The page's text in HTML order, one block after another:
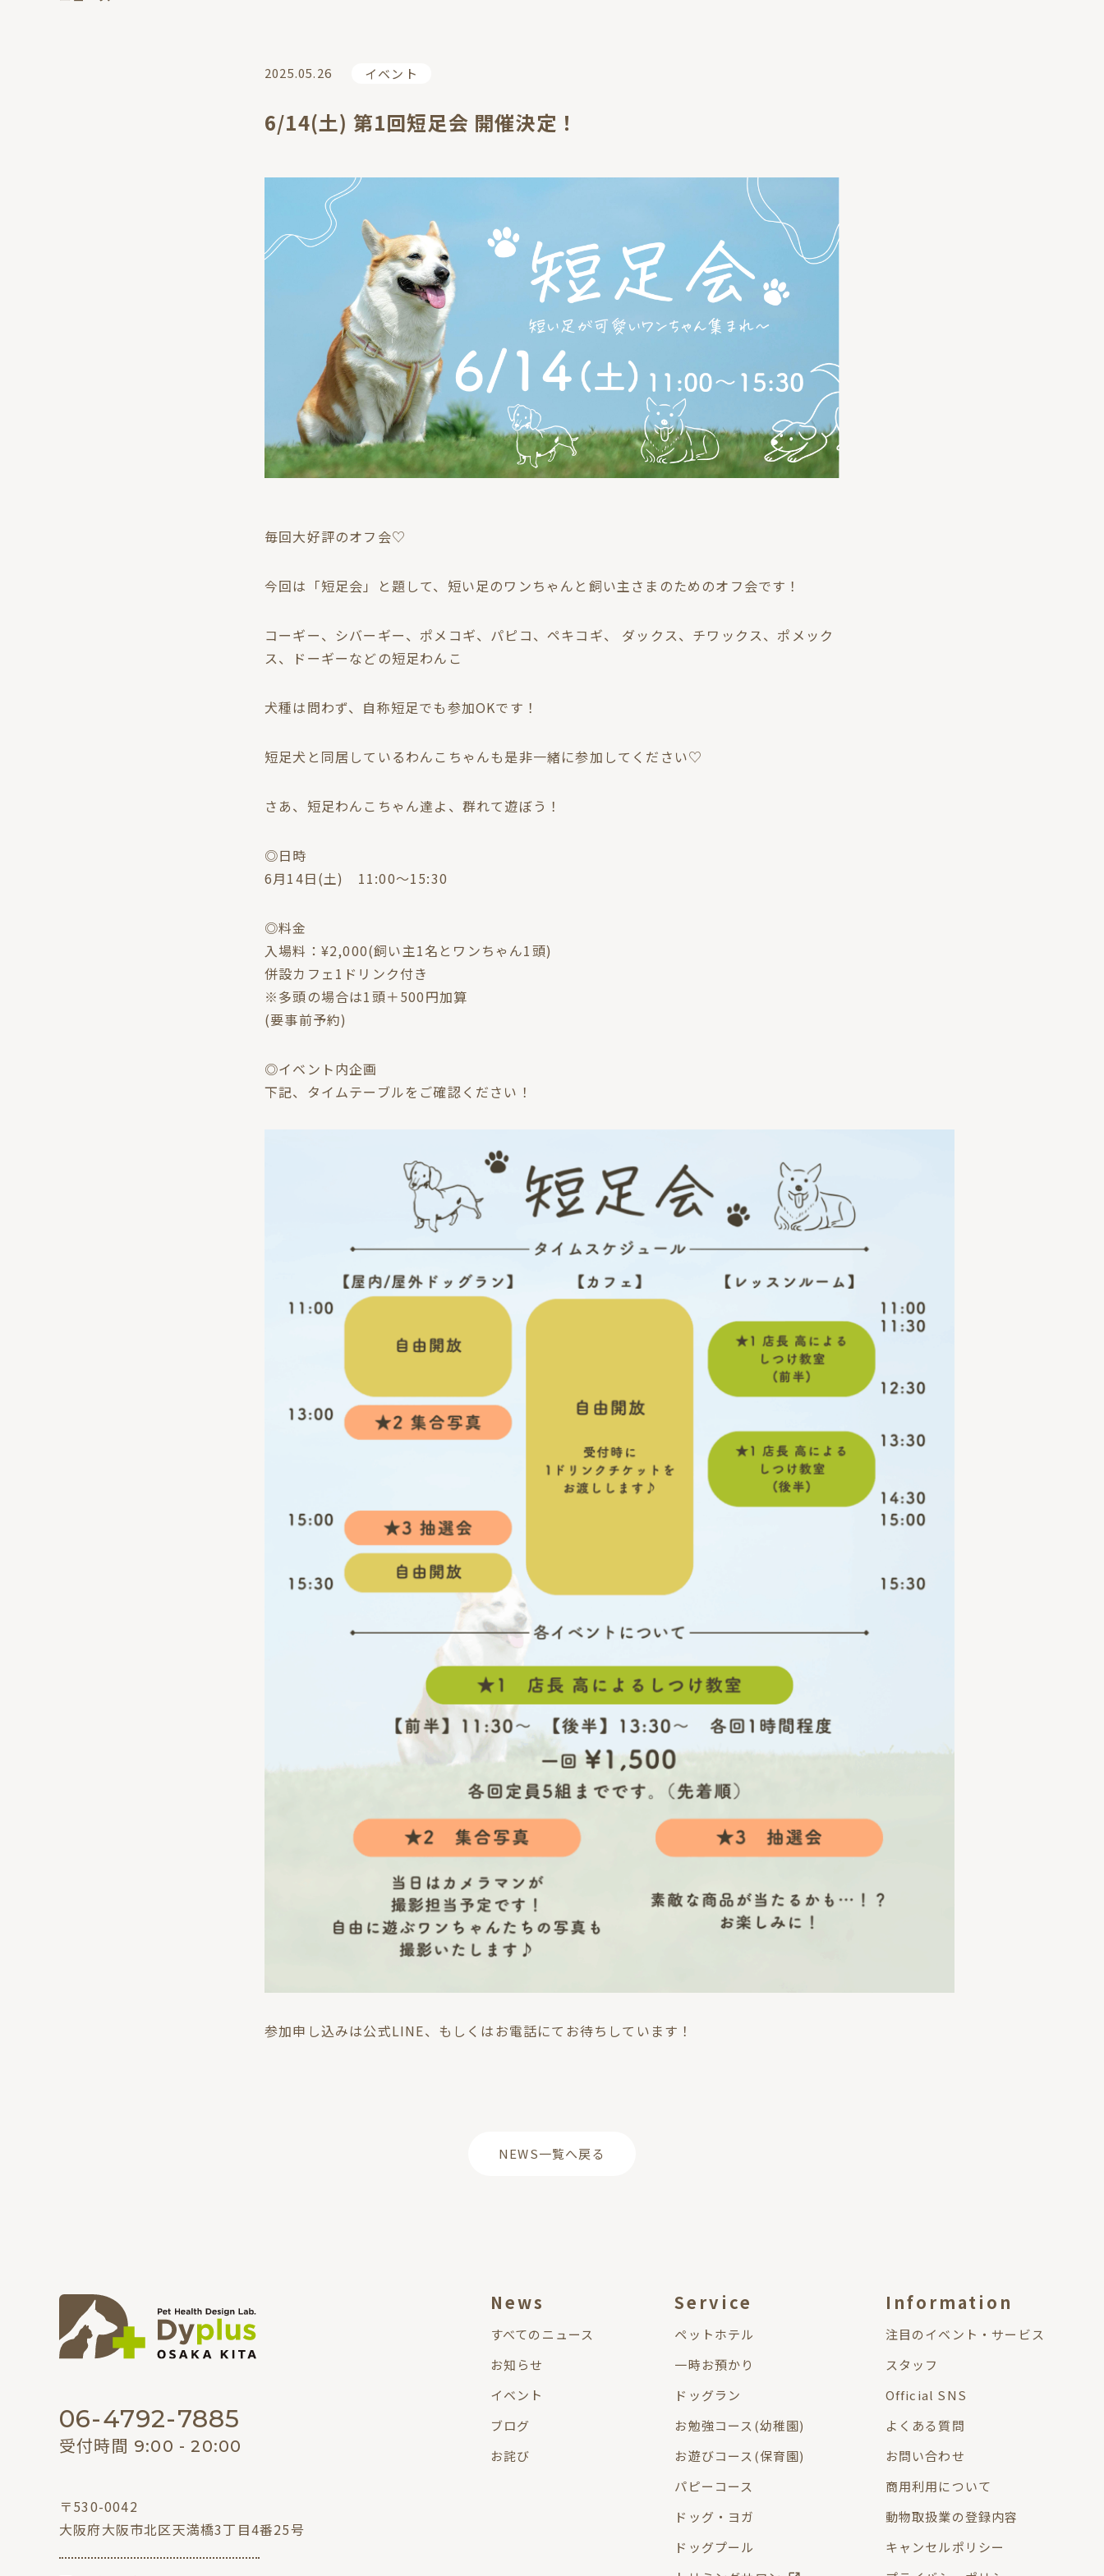
2025.05.26 イベント
6/14(土) 第1回短足会 開催決定！
毎回大好評のオフ会♡
今回は「短足会」と題して、短い足のワンちゃんと飼い主さまのためのオフ会です！
コーギー、シバーギー、ポメコギ、パピコ、ペキコギ、 ダックス、チワックス、ポメック
ス、ドーギーなどの短足わんこ
犬種は問わず、自称短足でも参加OKです！
短足犬と同居しているわんこちゃんも是非一緒に参加してください♡
さあ、短足わんこちゃん達よ、群れて遊ぼう！
◎日時
6月14日(土) 11:00〜15:30
◎料金
入場料：¥2,000(飼い主1名とワンちゃん1頭)
併設カフェ1ドリンク付き
※多頭の場合は1頭＋500円加算
(要事前予約)
◎イベント内企画
下記、タイムテーブルをご確認ください！
参加申し込みは公式LINE、もしくはお電話にてお待ちしています！
NEWS一覧へ戻る
06-4792-7885
受付時間 9:00 - 20:00
〒530-0042
大阪府大阪市北区天満橋3丁目4番25号
News
すべてのニュース
お知らせ
イベント
ブログ
お詫び
Service
ペットホテル
一時お預かり
ドッグラン
お勉強コース(幼稚園)
お遊びコース(保育園)
パピーコース
ドッグ・ヨガ
ドッグプール
Information
注目のイベント・サービス
スタッフ
Official SNS
よくある質問
お問い合わせ
商用利用について
動物取扱業の登録内容
キャンセルポリシー